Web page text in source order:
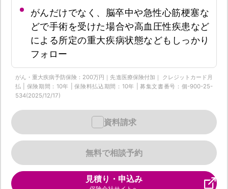
がんだけでなく、脳卒中や急性心筋梗塞な
どで手術を受けた場合や高血圧性疾患など
による所定の重大疾病状態などもしっかり
フォロー
がん・重大疾病予防保険：200万円｜先進医療保険付加｜ クレジットカード月
払 | 保険期間：10年 | 保険料払込期間：10年 | 募集文書番号：個-900-25-
534(2025/12/17)
無料で相談予約
資料請求
見積り・申込み